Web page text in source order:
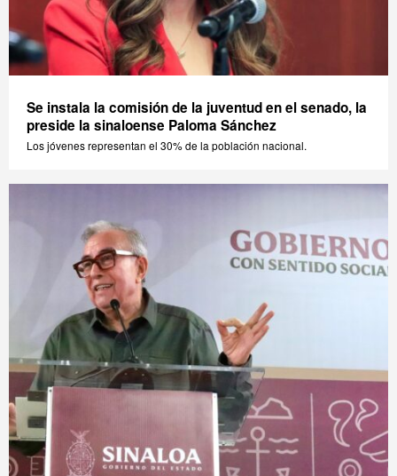
Se instala la comisión de la juventud en el senado, la
preside la sinaloense Paloma Sánchez
Los jóvenes representan el 30% de la población nacional.